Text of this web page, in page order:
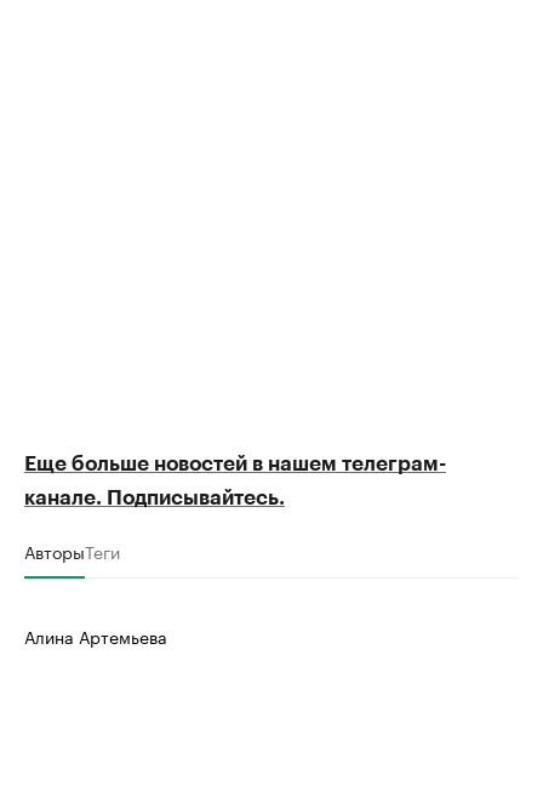
Еще больше новостей в нашем телеграм-
канале. Подписывайтесь.
АвторыТеги
Алина Артемьева